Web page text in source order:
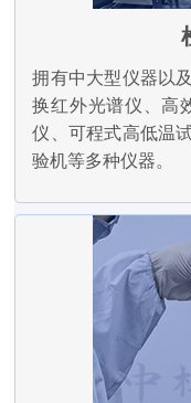
拥有中大型仪器以
换红外光谱仪、高
仪、可程式高低温
验机等多种仪器。